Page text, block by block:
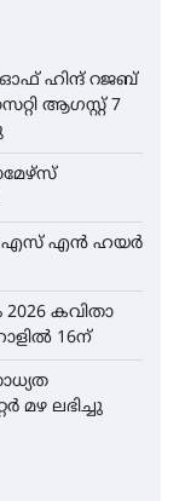
ഓഫ് ഹിന്ദ് റജബ്
ആഗസ്റ്റ് 7
എസ് എൻ ഹയർ
കവിതാ
16ന്
മഴ ലഭിച്ചു